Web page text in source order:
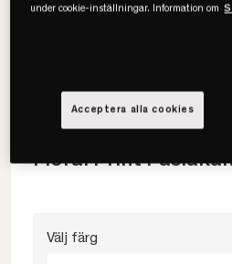
Floral Print
Välj färg
under cookie-inställningar. Information om
Acceptera alla cookies